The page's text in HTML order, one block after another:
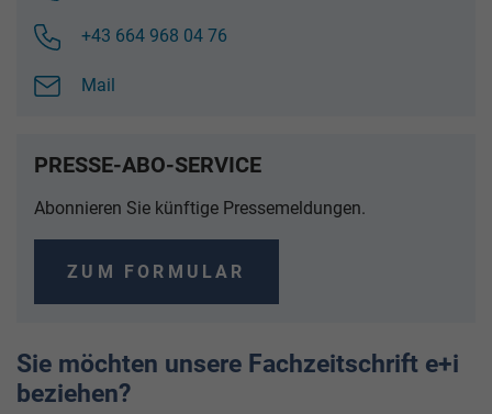
+43 664 968 04 76
Mail
PRESSE-ABO-SERVICE
Abonnieren Sie künftige Pressemeldungen.
ZUM FORMULAR
Sie möchten unsere Fachzeitschrift e+i
beziehen?